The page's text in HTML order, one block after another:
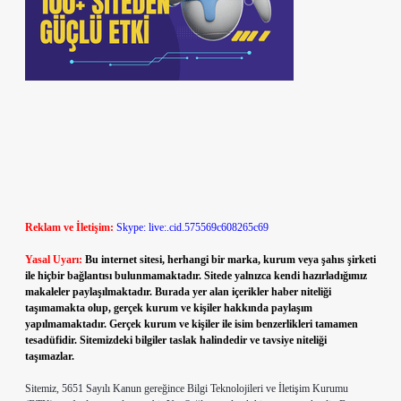
Reklam ve İletişim: Skype: live:.cid.575569c608265c69
Yasal Uyarı: Bu internet sitesi, herhangi bir marka, kurum veya şahıs şirketi
ile hiçbir bağlantısı bulunmamaktadır. Sitede yalnızca kendi hazırladığımız
makaleler paylaşılmaktadır. Burada yer alan içerikler haber niteliği
taşımamakta olup, gerçek kurum ve kişiler hakkında paylaşım
yapılmamaktadır. Gerçek kurum ve kişiler ile isim benzerlikleri tamamen
tesadüfidir. Sitemizdeki bilgiler taslak halindedir ve tavsiye niteliği
taşımazlar.
Sitemiz, 5651 Sayılı Kanun gereğince Bilgi Teknolojileri ve İletişim Kurumu